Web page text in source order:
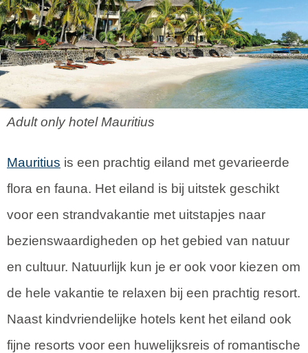
Adult only hotel Mauritius
Mauritius is een prachtig eiland met gevarieerde
flora en fauna. Het eiland is bij uitstek geschikt
voor een strandvakantie met uitstapjes naar
bezienswaardigheden op het gebied van natuur
en cultuur. Natuurlijk kun je er ook voor kiezen om
de hele vakantie te relaxen bij een prachtig resort.
Naast kindvriendelijke hotels kent het eiland ook
fijne resorts voor een huwelijksreis of romantische